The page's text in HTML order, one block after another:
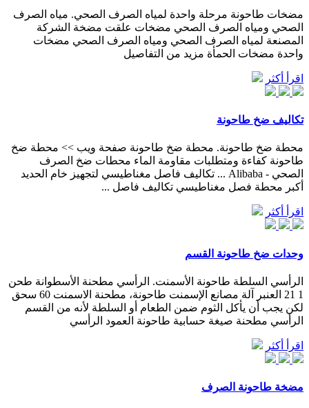
مضخات طاحونة مرحلة واحدة لمياه الصرف الصحي. مياه الصرف
الصحي ومياه الصرف الصحي مضخات علقت مضخة الشركة
المصنعة لمياه الصرف الصحي ومياه الصرف الصحي مضخات
واحدة مضخات الحمأة مزيد من التفاصيل
اقرأ أكثر
تكاليف ضخ طاحونة
محطة ضخ طاحونة. محطة ضخ طاحونة صفحة ويب >> محطة ضخ
طاحونة كفاءة ومتطلبات مقاومة الماء محطات ضخ الصرف
الصحي - Alibaba ... تكاليف فاصل مغناطيسي لتجهيز خام الحديد
أكبر محطة فصل مغناطيسي تكاليف فاصل ...
اقرأ أكثر
وحدات ضخ طاحونة القسم
الرأسي السلطة طاحونة الأسمنت. الرأسي مطحنة الأسطوانة طحن
1 21 العنبر آلة مصانع الإسمنت طاحونة، مطحنة الاسمنت 60 سحق
لكن يجب أن يأكل الثوم ضمن الطعام أو السلطة لأنه من القسم
الرأسي مطحنة صيغة حسابية طاحونة العمود الرأسي
اقرأ أكثر
مضخة طاحونة الصرف